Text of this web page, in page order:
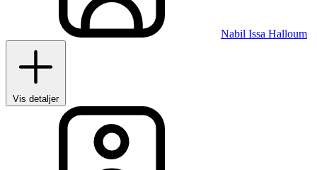
Nabil Issa Halloum
Vis detaljer